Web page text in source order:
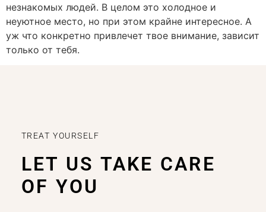
незнакомых людей. В целом это холодное и
неуютное место, но при этом крайне интересное. А
уж что конкретно привлечет твое внимание, зависит
только от тебя.
TREAT YOURSELF
LET US TAKE CARE
OF YOU